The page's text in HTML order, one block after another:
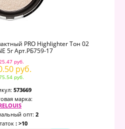
PRO Highlighter Тон 02
5г Арт.РБ759-17
руб.
руб.
руб.
573669
марка:
опт: 2
: >10